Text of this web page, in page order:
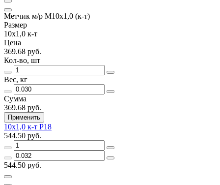
Метчик м/р М10х1,0 (к-т)
Размер
10х1,0 к-т
Цена
369.68 руб.
Кол-во, шт
Вес, кг
Сумма
369.68 руб.
Применить
10х1,0 к-т Р18
544.50 руб.
544.50 руб.